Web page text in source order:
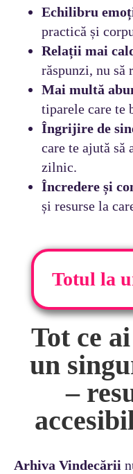
Echilibru
practică și
Relații mai
răspunzi, nu să
Mai multă
tiparele care te
Îngrijire de
care te ajută să
zilnic.
Încredere și
și resurse la
Totul la
Tot ce
un
–
Arhiva Vindecării